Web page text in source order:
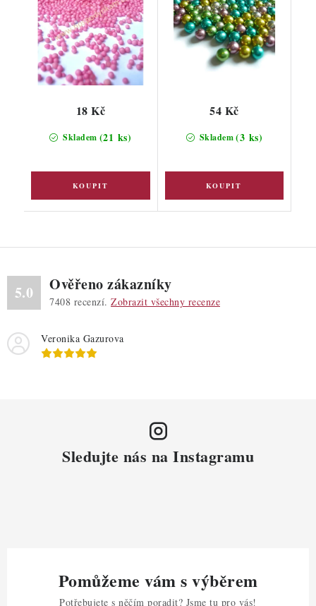
Skladem (21 ks)
18 Kč
Skladem(3 ks)
54 Kč
5.0 Ověřeno zákazníky
7408 recenzí. Zobrazit všechny recenze
Veronika Gazurova
Sledujte nás na Instagramu
Pomůžeme vám s výběrem
Potřebujete s něčím poradit? Jsme tu pro vás!